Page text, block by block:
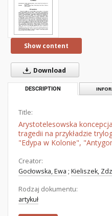
Show content
Download
DESCRIPTION
Title:
Arystotelesowska
tragedii na przykładzie
"Edypa w Kolonie",
Creator:
Gocłowska, Ewa ; Kieliszek,
Rodzaj dokumentu:
artykuł